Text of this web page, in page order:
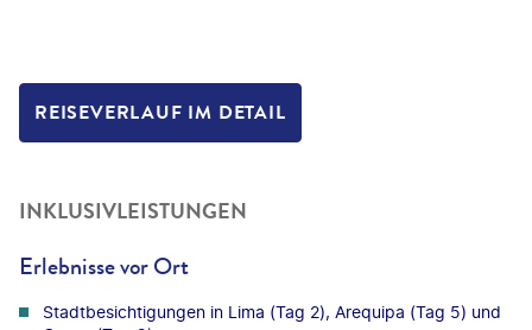
REISEVERLAUF IM DETAIL
INKLUSIVLEISTUNGEN
Erlebnisse vor Ort
Stadtbesichtigungen in Lima (Tag 2), Arequipa (Tag 5) und